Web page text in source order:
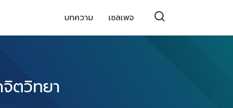
บทความ เซลเพจ
ตวิทยา